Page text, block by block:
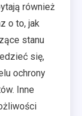
również
o to, jak
stanu
się,
ochrony
Inne